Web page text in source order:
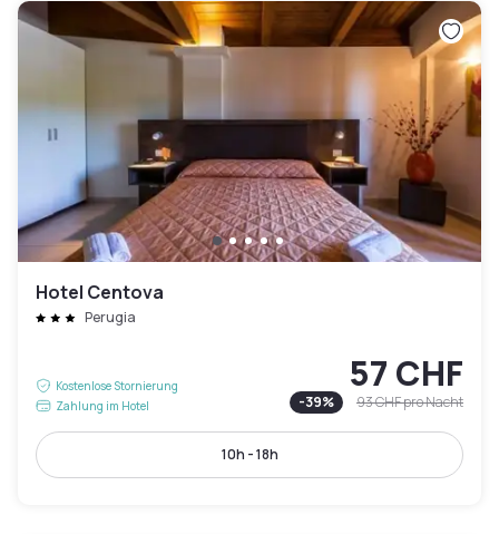
Hotel Centova
Perugia
Kostenlose Stornierung
Zahlung im Hotel
57 CHF
-39% 93 CHFpro Nacht
10h - 18h